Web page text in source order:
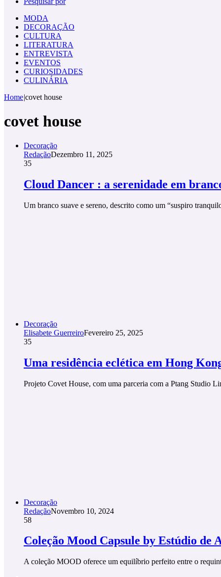
MODA
DECORAÇÃO
CULTURA
LITERATURA
ENTREVISTA
EVENTOS
CURIOSIDADES
CULINÁRIA
Home|covet house
covet house
Decoração
RedaçãoDezembro 11, 2025
35
Cloud Dancer : a serenidade em
Um branco suave e sereno, descrito como um “suspiro
Decoração
Elisabete GuerreiroFevereiro 25, 2025
35
Uma residência eclética em Hong
Projeto Covet House, com uma parceria com a Ptang Studio
Decoração
RedaçãoNovembro 10, 2024
58
Coleção Mood Capsule by Estúdio
A coleção MOOD oferece um equilíbrio perfeito entre o